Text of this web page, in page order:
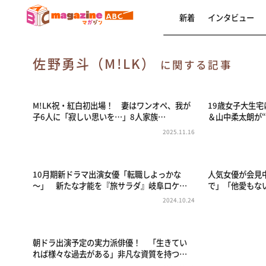
新着 インタビュー
佐野勇斗（M!LK） に関する記事
M!LK祝・紅白初出場！ 妻はワンオペ、我が
子6人に「寂しい思いを…」8人家族…
2025.11.16
19歳女子大生
＆山中柔太朗
10月期新ドラマ出演女優「転職しよっかな
～」 新たな才能を『旅サラダ』岐阜ロケ…
2024.10.24
人気女優が会見
で」「他愛も
朝ドラ出演予定の実力派俳優！ 「生きてい
れば様々な過去がある」非凡な資質を持つ…